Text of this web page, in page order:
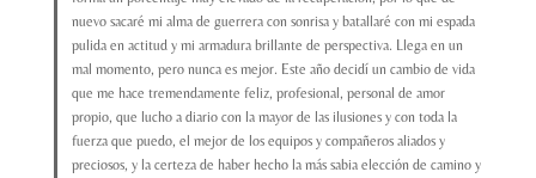
nuevo sacaré mi alma de guerrera con sonrisa y batallaré con mi espada
pulida en actitud y mi armadura brillante de perspectiva. Llega en un
mal momento, pero nunca es mejor. Este año decidí un cambio de vida
que me hace tremendamente feliz, profesional, personal de amor
propio, que lucho a diario con la mayor de las ilusiones y con toda la
fuerza que puedo, el mejor de los equipos y compañeros aliados y
preciosos, y la certeza de haber hecho la más sabia elección de camino y